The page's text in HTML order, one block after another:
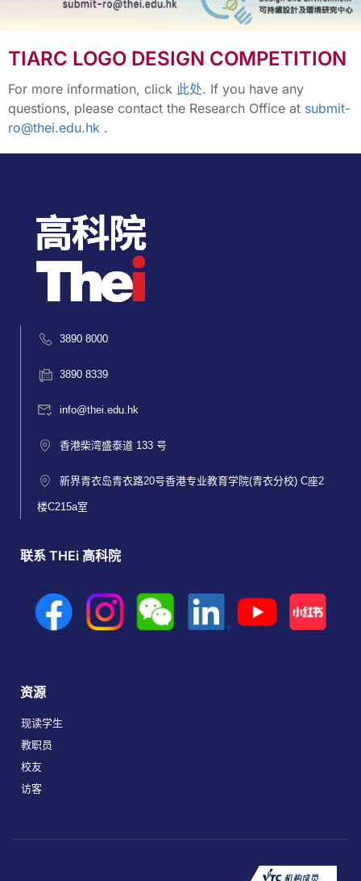
TIARC LOGO DESIGN COMPETITION
For more information, click 此处. If you have any
questions, please contact the Research Office at submit-
ro@thei.edu.hk .
3890 8000
3890 8339
info@thei.edu.hk
香港柴湾盛泰道 133 号
新界青衣岛青衣路20号香港专业教育学院(青衣分校) C座2
楼C215a室
联系 THEi 高科院
资源
现读学生
教职员
校友
访客